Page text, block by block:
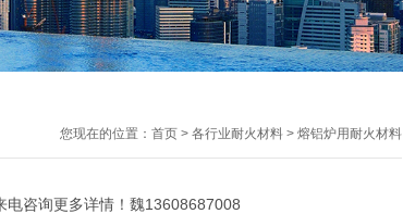
您现在的位置： 首页 > 各行业耐火材料 > 熔铝炉用耐火材料
电咨询更多详情！魏13608687008